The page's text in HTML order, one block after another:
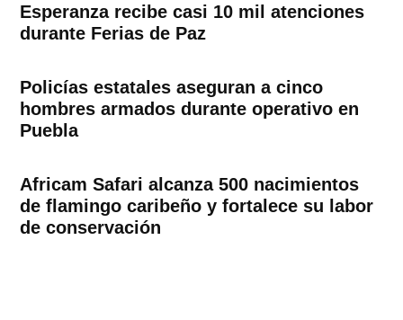
Esperanza recibe casi 10 mil atenciones
durante Ferias de Paz
Policías estatales aseguran a cinco
hombres armados durante operativo en
Puebla
Africam Safari alcanza 500 nacimientos
de flamingo caribeño y fortalece su labor
de conservación